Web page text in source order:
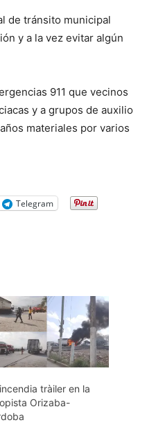
de tránsito municipal
y a la vez evitar algún
911 que vecinos
y a grupos de auxilio
materiales por varios
Telegram
tràiler en la
Orizaba-